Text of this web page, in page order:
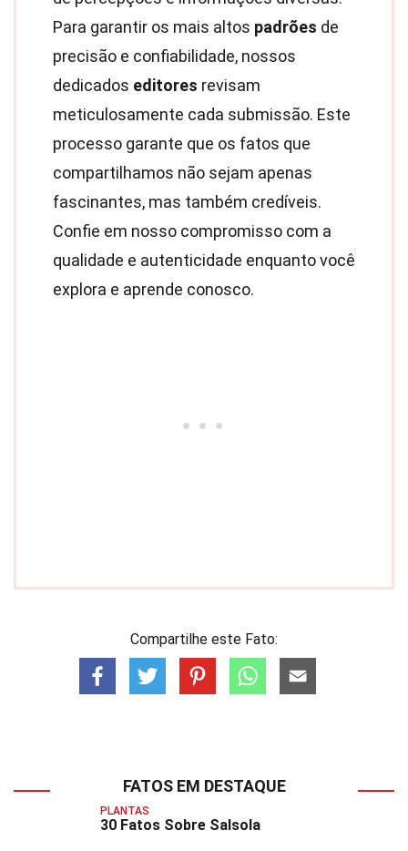
Para garantir os mais altos padrões de
precisão e confiabilidade, nossos
dedicados editores revisam
meticulosamente cada submissão. Este
processo garante que os fatos que
compartilhamos não sejam apenas
fascinantes, mas também credíveis.
Confie em nosso compromisso com a
qualidade e autenticidade enquanto você
explora e aprende conosco.
Compartilhe este Fato:
FATOS EM DESTAQUE
PLANTAS
30 Fatos Sobre Salsola